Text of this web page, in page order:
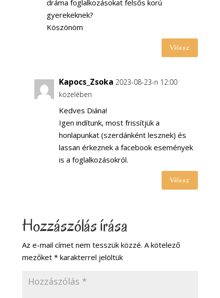
dráma foglalkozásokat felsős korú
gyerekeknek?
Köszönöm
Válasz
Kapocs_Zsoka 2023-08-23-n 12:00
közelében
Kedves Diána!
Igen indítunk, most frissítjük a
honlapunkat (szerdánként lesznek) és
lassan érkeznek a facebook események
is a foglalkozásokról.
Válasz
Hozzászólás írása
Az e-mail címet nem tesszük közzé. A kötelező
mezőket *karakterrel jelöltük